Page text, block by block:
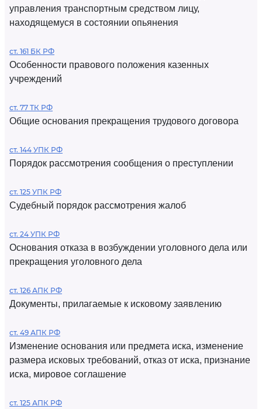
управления транспортным средством лицу,
находящемуся в состоянии опьянения
ст. 161 БК РФ
Особенности правового положения казенных
учреждений
ст. 77 ТК РФ
Общие основания прекращения трудового договора
ст. 144 УПК РФ
Порядок рассмотрения сообщения о преступлении
ст. 125 УПК РФ
Судебный порядок рассмотрения жалоб
ст. 24 УПК РФ
Основания отказа в возбуждении уголовного дела или
прекращения уголовного дела
ст. 126 АПК РФ
Документы, прилагаемые к исковому заявлению
ст. 49 АПК РФ
Изменение основания или предмета иска, изменение
размера исковых требований, отказ от иска, признание
иска, мировое соглашение
ст. 125 АПК РФ